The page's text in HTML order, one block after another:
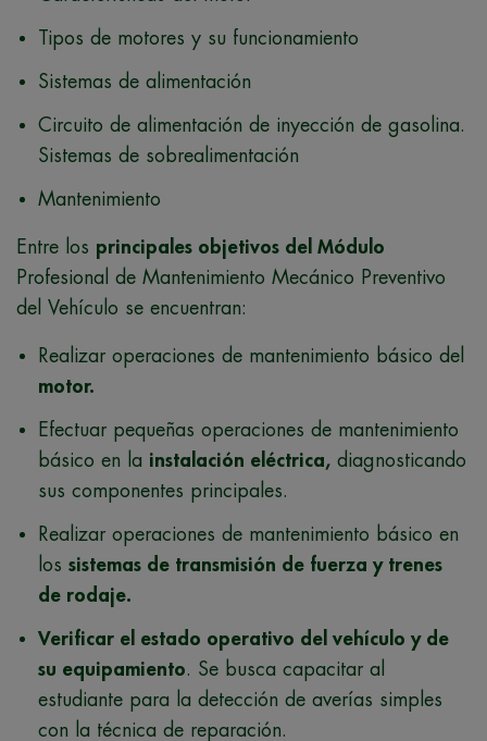
Tipos de motores y su funcionamiento
Sistemas de alimentación
Circuito de alimentación de inyección de gasolina.
Sistemas de sobrealimentación
Mantenimiento
Entre los principales objetivos del Módulo
Profesional de Mantenimiento Mecánico Preventivo
del Vehículo se encuentran:
Realizar operaciones de mantenimiento básico del
motor.
Efectuar pequeñas operaciones de mantenimiento
básico en la instalación eléctrica, diagnosticando
sus componentes principales.
Realizar operaciones de mantenimiento básico en
los sistemas de transmisión de fuerza y trenes
de rodaje.
Verificar el estado operativo del vehículo y de
su equipamiento. Se busca capacitar al
estudiante para la detección de averías simples
con la técnica de reparación.